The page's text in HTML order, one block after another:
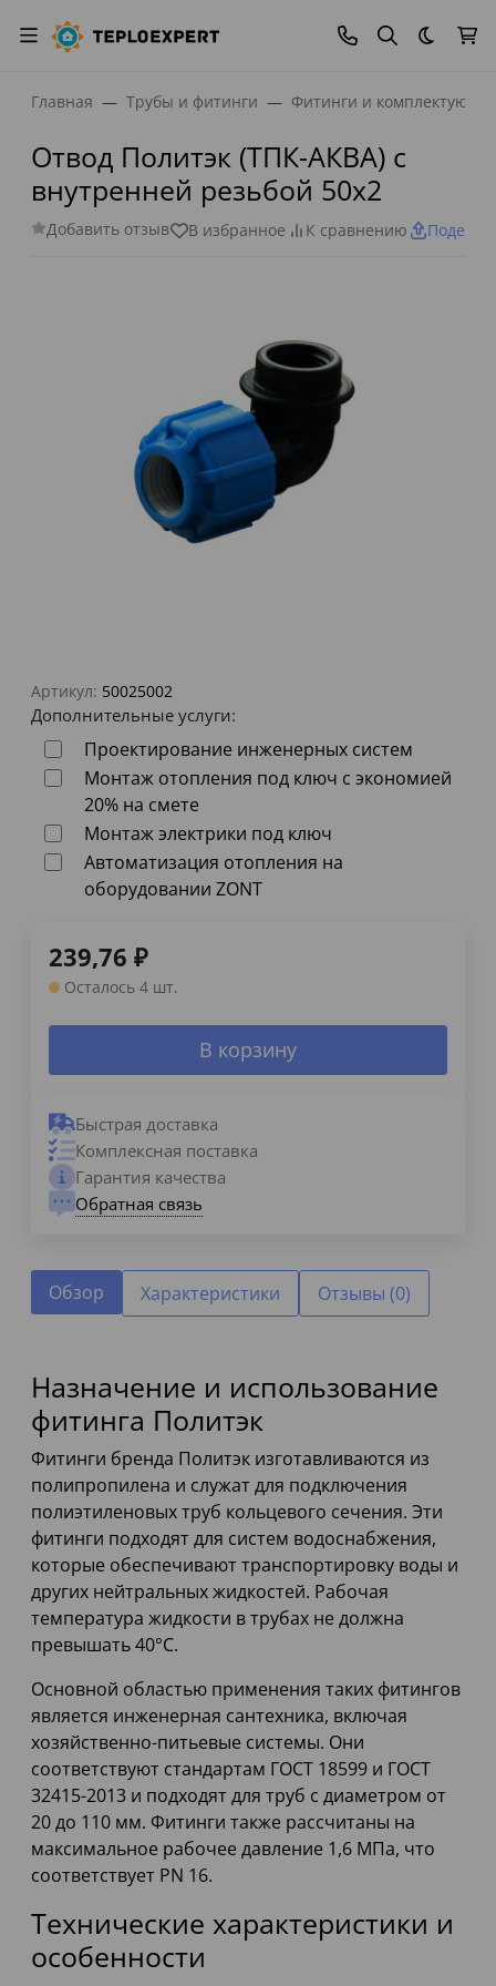
Темная
Главная Трубы и фитинги Фитинги и
Отвод Политэк (ТПК-АКВА) с
внутренней резьбой 50х2
Добавить отзыв В избранное К сравнению
Артикул: 50025002
Дополнительные услуги:
Проектирование инженерных систем
Монтаж отопления под ключ с экономией
20% на смете
Монтаж электрики под ключ
Автоматизация отопления на
оборудовании ZONT
239,76 ₽
Осталось 4 шт.
В корзину
Быстрая доставка
Комплексная поставка
Гарантия качества
Обратная связь
Обзор Характеристики Отзывы (0)
Назначение и использование
фитинга Политэк
Фитинги бренда Политэк изготавливаются из
полипропилена и служат для подключения
полиэтиленовых труб кольцевого сечения. Эти
фитинги подходят для систем водоснабжения,
которые обеспечивают транспортировку воды и
других нейтральных жидкостей. Рабочая
температура жидкости в трубах не должна
превышать 40°C.
Основной областью применения таких фитингов
является инженерная сантехника, включая
хозяйственно-питьевые системы. Они
соответствуют стандартам ГОСТ 18599 и ГОСТ
32415-2013 и подходят для труб с диаметром от
20 до 110 мм. Фитинги также рассчитаны на
максимальное рабочее давление 1,6 МПа, что
соответствует PN 16.
Технические характеристики и
особенности